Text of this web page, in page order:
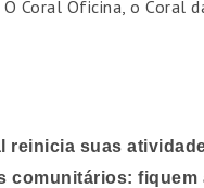
O Coral Oficina, o Coral
suas
fiquem